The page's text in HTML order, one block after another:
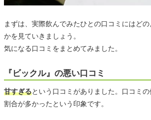
まずは、実際飲んでみたひとの口コミにはど
かを見ていきましょう。
気になる口コミをまとめてみました。
『ビックル』の悪い口コミ
甘すぎるという口コミがありました。口コミ
割合が多かったという印象です。